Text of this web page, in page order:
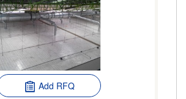
Add RFQ